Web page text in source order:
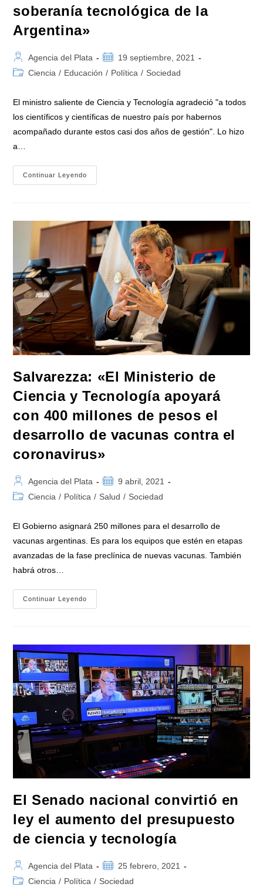
soberanía tecnológica de la
Argentina»
Autor
de
Agencia del Plata
Publicación
de
19 septiembre, 2021
Categoría
Ciencia / Educación / Política / Sociedad
El ministro saliente de Ciencia y Tecnología agradeció "a todos
los científicos y científicas de nuestro país por habernos
acompañado durante estos casi dos años de gestión". Lo hizo
a…
Continuar Leyendo
Salvarezza:
Soberanía
Tecnológica
De
La
Argentina»
Salvarezza: «El Ministerio de
Ciencia y Tecnología apoyará
con 400 millones de pesos el
desarrollo de vacunas contra el
coronavirus»
Autor
de
Agencia del Plata
Publicación
de
9 abril, 2021
Categoría
la
Ciencia / Política / Salud / Sociedad
El Gobierno asignará 250 millones para el desarrollo de
vacunas argentinas. Es para los equipos que estén en etapas
avanzadas de la fase preclínica de nuevas vacunas. También
habrá otros…
Continuar Leyendo
«El
Apoyará
Con
400
Millones
De
Pesos
El
Desarrollo
De
Vacunas
Contra
Coronavirus»
El Senado nacional convirtió en
ley el aumento del presupuesto
de ciencia y tecnología
Autor
de
Agencia del Plata
Publicación
de
25 febrero, 2021
Categoría
Ciencia / Política / Sociedad